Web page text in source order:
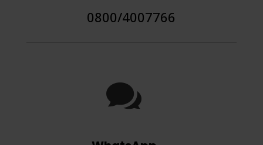
0800/4007766
